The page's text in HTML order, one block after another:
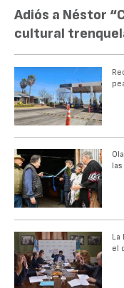
Adiós a Néstor
cultural
La
el